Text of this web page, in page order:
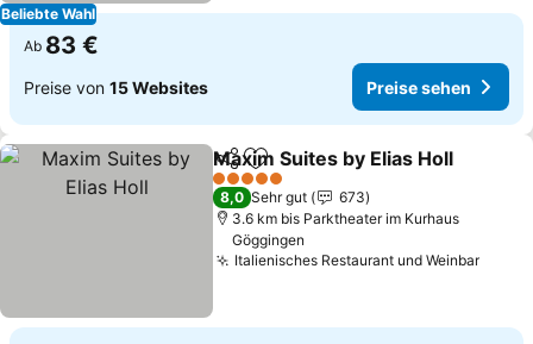
Beliebte Wahl
Ab 83 €
Preise von 15 Websites Preise sehen
TeilenZu Favoriten hinzufügen
Maxim Suites by Elias Holl
5 Sterne
8,0 Sehr gut
673
3.6 km bis Parktheater im Kurhaus
Göggingen
Italienisches Restaurant und Weinbar